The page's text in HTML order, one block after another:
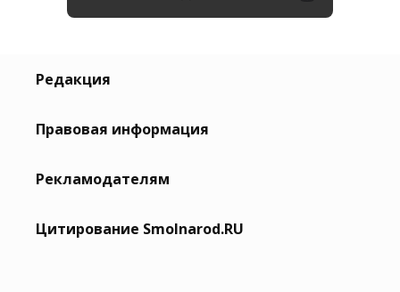
Редакция
Правовая информация
Рекламодателям
Цитирование Smolnarod.RU